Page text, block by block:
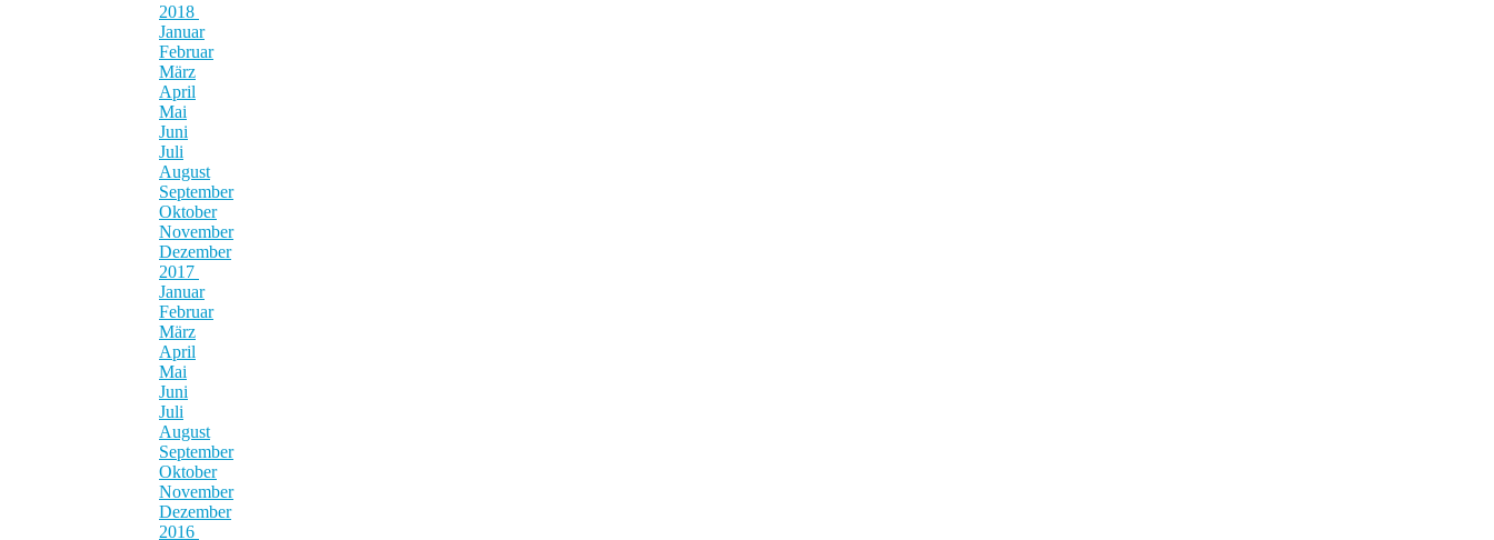
2018
Januar
Februar
März
April
Mai
Juni
Juli
August
September
Oktober
November
Dezember
2017
Januar
Februar
März
April
Mai
Juni
Juli
August
September
Oktober
November
Dezember
2016